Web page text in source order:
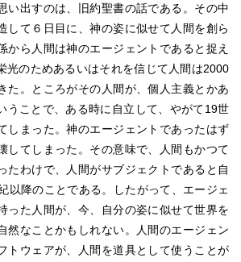
い出すのは、旧約聖書の話である。その中
して６日目に、神の姿に似せて人間を創ら
から人間は神のエージェントであると捉え
光のためあるいはそれを信じて人間は2000
た。ところがその人間が、個人主義とかあ
うことで、ある時に自立して、やがて19世
しまった。神のエージェントであったはず
してしまった。その意味で、人間もかつて
たわけで、人間がサブジェクトであると自
以降のことである。したがって、エージェ
った人間が、今、自分の姿に似せて世界を
然なことかもしれない。人間のエージェン
トウェアが、人間を道具として使うことが